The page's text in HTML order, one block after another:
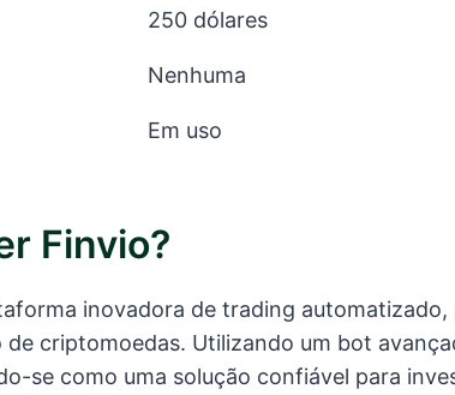
250 dólares
Nenhuma
Em uso
Finvio?
inovadora de trading
de criptomoedas. Utilizando um bot
se como uma solução confiável para